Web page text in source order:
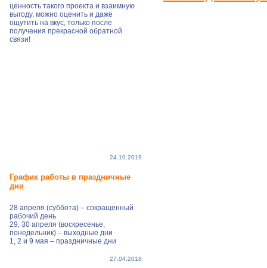
ценность такого проекта и взаимную
выгоду, можно оценить и даже
ощутить на вкус, только после
получения прекрасной обратной
связи!
24.10.2019
График работы в праздничные
дни
28 апреля (суббота) – сокращенный
рабочий день
29, 30 апреля (воскресенье,
понедельник) – выходные дни
1, 2 и 9 мая – праздничные дни
27.04.2018